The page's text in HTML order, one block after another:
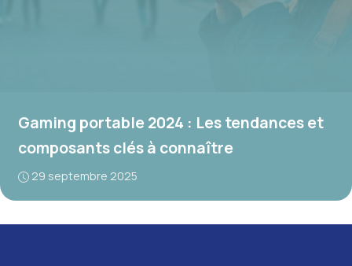
Gaming portable 2024 : Les tendances et
composants clés à connaître
29 septembre 2025